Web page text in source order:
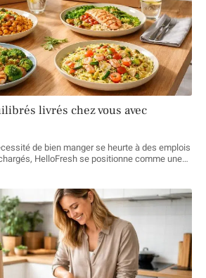
livrés chez vous avec
de bien manger se heurte à des emplois
HelloFresh se positionne comme une…